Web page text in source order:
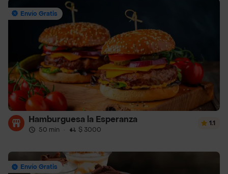
Envío Gratis
Hamburguesa la Esperanza
50 min · $ 3000
1.1
Envío Gratis